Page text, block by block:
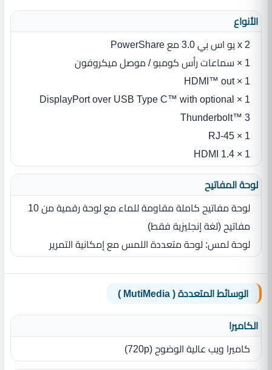
الأنواع
2 x يو اس بي 3.0 مع PowerShare
1 × سماعات رأس كومبو / موصل ميكروفون
1 × HDMI™ out
1 × DisplayPort over USB Type C™ with optional
Thunderbolt™ 3
1 × RJ-45
1 × HDMI 1.4
لوحة المفاتيح
لوحة مفاتيح كاملة مقاومة للماء مع لوحة رقمية من 10
مفاتيح‏ (‏لغة إنجليزية فقط‏)‏
لوحة لمس‏:‏ لوحة متعددة اللمس مع إمكانية التمرير
الوسائط المتعددة ( MutiMedia )
الكاميرا
كاميرا ويب عالية الوضوح ‏(‏720p‏)‏